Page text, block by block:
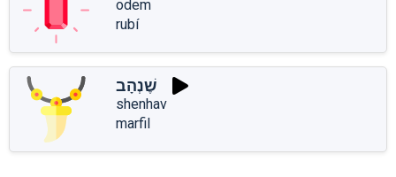
odem
rubí
שֶׁנְהָב
shenhav
marfil